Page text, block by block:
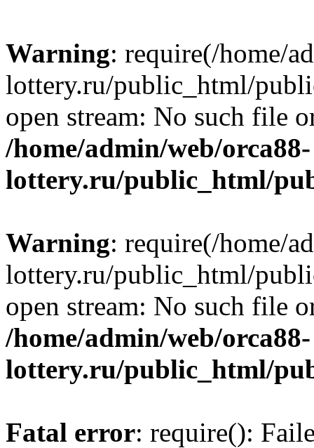
Warning: require(/home/
lottery.ru/public_html/
open stream: No such file
/home/admin/web/orca88-
lottery.ru/public_html/
Warning: require(/home/
lottery.ru/public_html/
open stream: No such file
/home/admin/web/orca88-
lottery.ru/public_html/
Fatal error: require():